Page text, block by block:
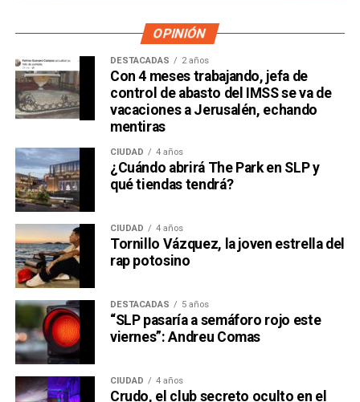
OPINIÓN
DESTACADAS 2 años
Con 4 meses trabajando, jefa de
control de abasto del IMSS se va de
vacaciones a Jerusalén, echando
mentiras
CIUDAD 4 años
¿Cuándo abrirá The Park en SLP y
qué tiendas tendrá?
CIUDAD 4 años
Tornillo Vázquez, la joven estrella del
rap potosino
DESTACADAS 5 años
“SLP pasaría a semáforo rojo este
viernes”: Andreu Comas
CIUDAD 4 años
Crudo, el club secreto oculto en el